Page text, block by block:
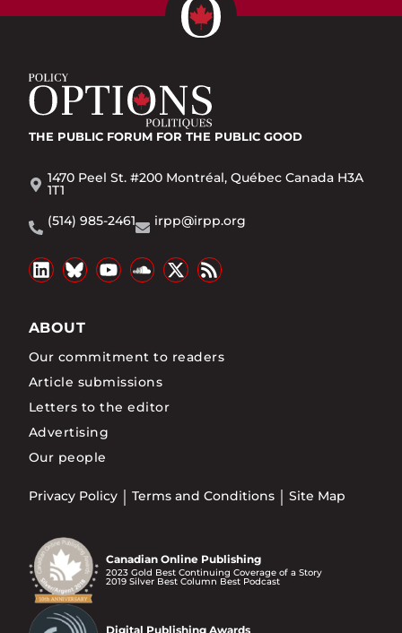
THE PUBLIC FORUM FOR THE PUBLIC GOOD
1470 Peel St. #200 Montréal, Québec Canada H3A
1T1
(514) 985-2461
irpp@irpp.org
ABOUT
Our commitment to readers
Article submissions
Letters to the editor
Advertising
Our people
Privacy Policy Terms and Conditions Site Map
Canadian Online Publishing
2023 Gold Best Continuing Coverage of a Story
2019 Silver Best Column Best Podcast
Digital Publishing Awards